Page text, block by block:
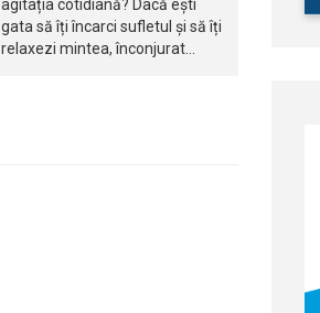
agitația cotidiană? Dacă ești
gata să îți încarci sufletul și să îți
relaxezi mintea, înconjurat…